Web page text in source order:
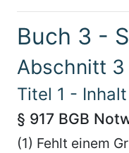
Buch 3 -
Abschnitt
Titel 1 -
§ 917 BGB
(1) Fehlt einem